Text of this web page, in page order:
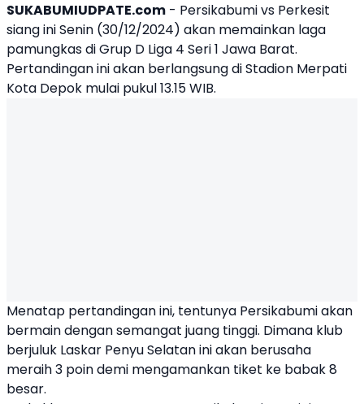
SUKABUMIUDPATE.com - Persikabumivs Perkesit
siang ini Senin (30/12/2024) akan memainkan laga
pamungkas di Grup D Liga 4 Seri 1 Jawa Barat.
Pertandingan ini akan berlangsung di Stadion Merpati
Kota Depok mulai pukul 13.15 WIB.
Menatap pertandingan ini, tentunya Persikabumi akan
bermain dengan semangat juang tinggi. Dimana klub
berjuluk Laskar Penyu Selatanini akan berusaha
meraih 3 poin demi mengamankan tiket ke babak 8
besar.